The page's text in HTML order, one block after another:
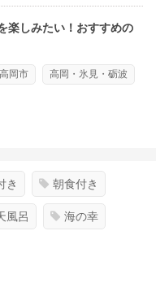
楽しみたい！おすすめの
岡市 高岡・氷見・砺波
き 朝食付き
風呂 海の幸